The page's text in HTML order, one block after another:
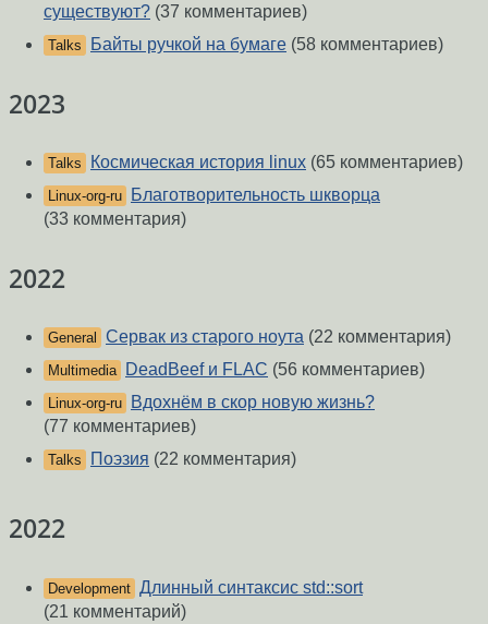
существуют? (37 комментариев)
Talks Байты ручкой на бумаге (58 комментариев)
2023
Talks Космическая история linux (65 комментариев)
Linux-org-ru
Благотворительность шкворца
(33 комментария)
2022
General Сервак из старого ноута (22 комментария)
Multimedia DeadBeef и FLAC (56 комментариев)
Linux-org-ru
Вдохнём в скор новую жизнь?
(77 комментариев)
Talks Поэзия (22 комментария)
2022
Development Длинный синтаксис std::sort
(21 комментарий)